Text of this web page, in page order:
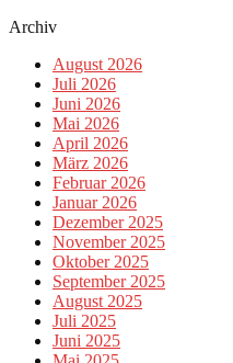
Archiv
August 2026
Juli 2026
Juni 2026
Mai 2026
April 2026
März 2026
Februar 2026
Januar 2026
Dezember 2025
November 2025
Oktober 2025
September 2025
August 2025
Juli 2025
Juni 2025